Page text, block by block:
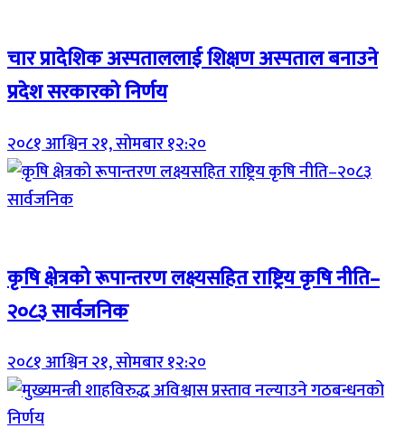
चार प्रादेशिक अस्पताललाई शिक्षण अस्पताल बनाउने
प्रदेश सरकारको निर्णय
२०८१ आश्विन २१, सोमबार १२:२०
कृषि क्षेत्रको रूपान्तरण लक्ष्यसहित राष्ट्रिय कृषि नीति–
२०८३ सार्वजनिक
२०८१ आश्विन २१, सोमबार १२:२०